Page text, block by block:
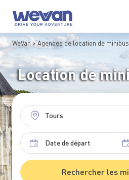
WeVan Agences de location de minibus
Location de
Rechercher les